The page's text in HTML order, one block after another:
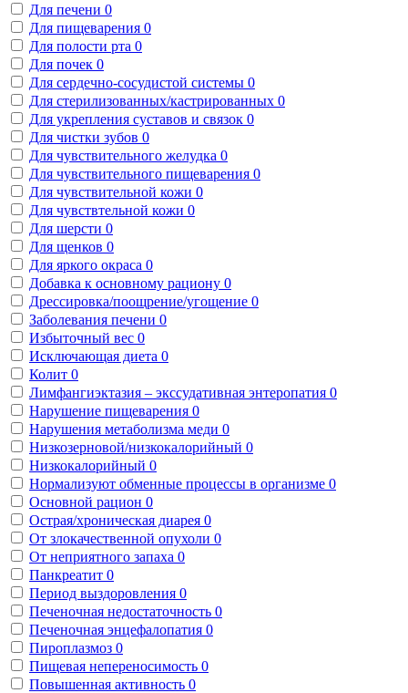
Для печени 0
Для пищеварения 0
Для полости рта 0
Для почек 0
Для сердечно-сосудистой системы 0
Для стерилизованных/кастрированных 0
Для укрепления суставов и связок 0
Для чистки зубов 0
Для чувствительного желудка 0
Для чувствительного пищеварения 0
Для чувствительной кожи 0
Для чувствтельной кожи 0
Для шерсти 0
Для щенков 0
Для яркого окраса 0
Добавка к основному рациону 0
Дрессировка/поощрение/угощение 0
Заболевания печени 0
Избыточный вес 0
Исключающая диета 0
Колит 0
Лимфангиэктазия – экссудативная энтеропатия 0
Нарушение пищеварения 0
Нарушения метаболизма меди 0
Низкозерновой/низкокалорийный 0
Низкокалорийный 0
Нормализуют обменные процессы в организме 0
Основной рацион 0
Острая/хроническая диарея 0
От злокачественной опухоли 0
От неприятного запаха 0
Панкреатит 0
Период выздоровления 0
Печеночная недостаточность 0
Печеночная энцефалопатия 0
Пироплазмоз 0
Пищевая непереносимость 0
Повышенная активность 0